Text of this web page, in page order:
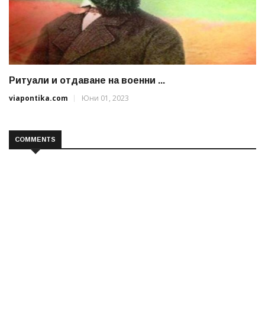
Ритуали и отдаване на военни ...
viapontika.com
Юни 01, 2023
COMMENTS